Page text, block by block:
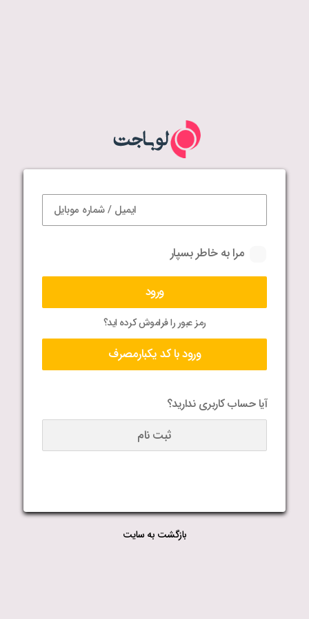
مرا به خاطر بسپار
ورود
رمز عبور را فراموش کرده اید؟
ورود با کد یکبارمصرف
آیا حساب کاربری ندارید؟
ثبت نام
بازگشت به سایت